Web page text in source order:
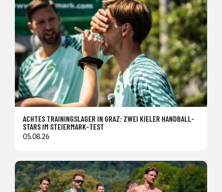
ACHTES TRAININGSLAGER IN GRAZ: ZWEI KIELER HANDBALL-
STARS IM STEIERMARK-TEST
05.08.26